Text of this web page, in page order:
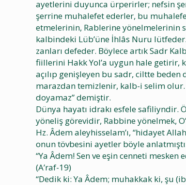
ayetlerini duyunca ürperirler; nefsin
şerrine muhalefet ederler, bu
etmelerinin, Rablerine yönelmelerinin
kalbindeki Lüb’üne İhlâs Nuru
zanları defeder. Böylece artık Sadr
fiillerini Hakk Yol’a uygun hale getirir,
açılıp genişleyen bu sadr, ciltte
marazdan temizlenir, kalb-i selim
doyamaz” demiştir.
Dünya hayatı idrakı esfele safiliyndir.
yöneliş görevidir, Rabbine yönelmek,
Hz. Âdem aleyhisselam’ı, “hidayet
onun tövbesini ayetler böyle
“Ya Âdem! Sen ve eşin cenneti
(A’raf-19)
“Dedik ki: Ya Âdem; muhakkak ki, şu